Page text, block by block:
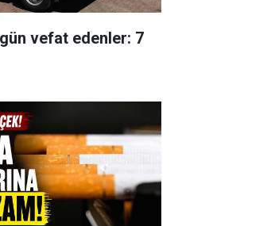
vefat edenler: 7